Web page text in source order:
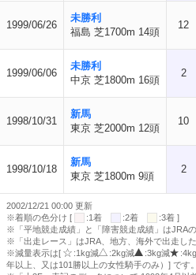
1999/06/26
未勝利
福島 芝1700m 14頭
12
1999/06/06
未勝利
中京 芝1800m 16頭
2
1998/10/31
新馬
東京 芝2000m 12頭
10
1998/10/18
新馬
東京 芝1800m 9頭
2
2002/12/21 00:00 更新
※着順の色分け [
:1着 :2着
:3着 ]
※「平地競走成績」と「障害競走成績」はJRA
※「出走レース」はJRA、地方、海外で出走し
※減量表示は[
:1kg減 :2kg減 :3kg減
年以上、又は101勝以上の女性騎手のみ）] です。